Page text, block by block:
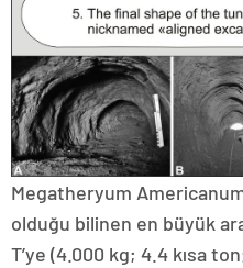
Megatheryum
olduğu bilinen en büyük
T’ye (4.000 kg; 4.4 kısa